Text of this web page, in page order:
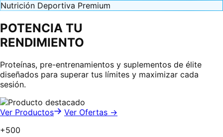
Nutrición Deportiva Premium
POTENCIA TU
RENDIMIENTO
Proteínas, pre-entrenamientos y suplementos de élite
diseñados para superar tus límites y maximizar cada
sesión.
Ver Productos
Ver Ofertas →
+500